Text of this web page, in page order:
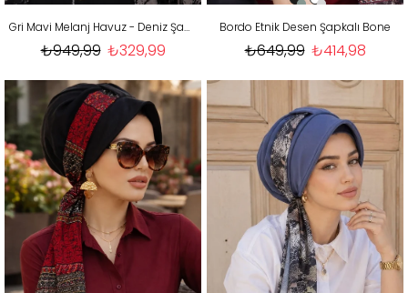
Gri Mavi Melanj Havuz - Deniz Şapkası / Mayo Üstüne Kullanılabilir
₺329,99
₺949,99
Bordo Etnik Desen Şapkalı Bone
₺414,98
₺649,99